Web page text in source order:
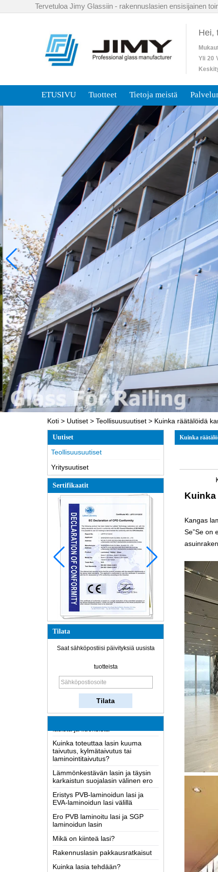
Tervetuloa Jimy Glassiin - rakennuslasien ensisijainen
Hei,
Yli 20
ETUSIVU Tuotteet Tietoja meistä
Koti > Uutiset > Teollisuusuutiset > Kuinka räätälöidä
Uutiset
Teollisuusuutiset
Yritysuutiset
Sertifikaatit
Tilata
Saat sähköpostiisi päivityksiä uusista
tuotteista
Miten kaksisuuntainen peili toimii?
Kattavin Tietoa LOW-E lasi
Mahdolliset syyt laminoidusta
lasista ja liuoksista
taivutus, kylmätaivutus tai
laminointitaivutus?
Lämmönkestävän lasin ja täysin
karkaistun suojalasin välinen ero
Eristys PVB-laminoidun lasi ja
EVA-laminoidun lasi välillä
Ero PVB laminoitu lasi ja SGP
laminoidun lasin
Mikä on kiinteä lasi?
Rakennuslasin pakkausratkaisut
Kuinka lasia tehdään?
Miten kaksisuuntainen peili toimii?
Kuinka
Kangas
Se”Se on